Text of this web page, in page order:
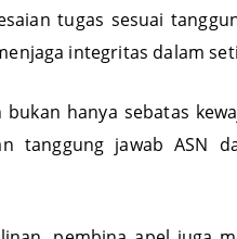
tugas sesuai
integritas dalam
hanya sebatas
tanggung jawab ASN